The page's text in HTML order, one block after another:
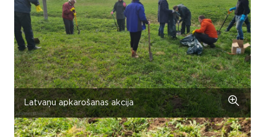
Latvaņu apkarošanas akcija